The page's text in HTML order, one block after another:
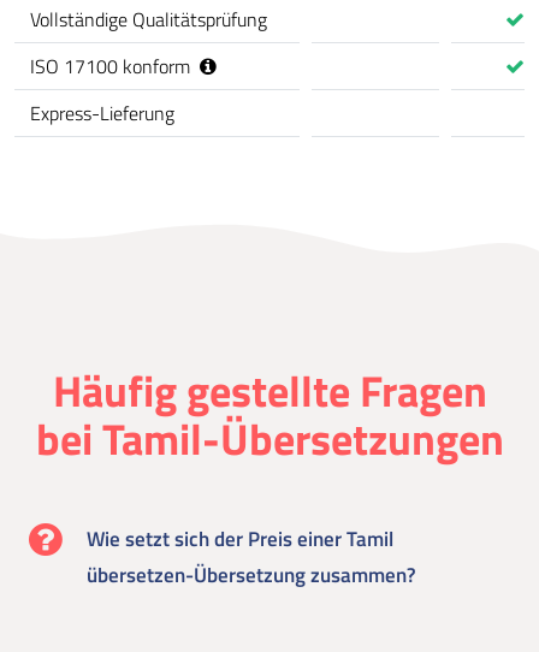
Vollständige Qualitätsprüfung
ISO 17100 konform
Express-Lieferung
Häufig gestellte Fragen
bei Tamil-Übersetzungen
Wie setzt sich der Preis einer Tamil
übersetzen-Übersetzung zusammen?